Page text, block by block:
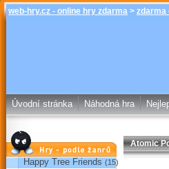
web-hry.cz - online hry zdarma > zdarma
Úvodní stránka Náhodná hra
Hry podle žánrů
Happy Tree Friends (15)
Atomic